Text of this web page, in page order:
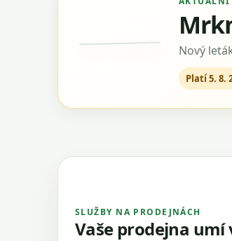
Nový
Platí 5. 8.
SLUŽBY NA PRODEJNÁCH
Vaše prodejna umí